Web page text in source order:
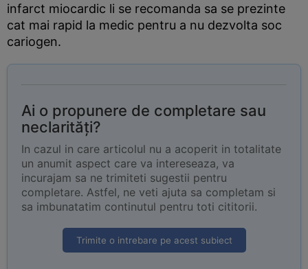
infarct miocardic li se recomanda sa se prezinte
cat mai rapid la medic pentru a nu dezvolta soc
cariogen.
Ai o propunere de completare sau
neclarități?
In cazul in care articolul nu a acoperit in totalitate
un anumit aspect care va intereseaza, va
incurajam sa ne trimiteti sugestii pentru
completare. Astfel, ne veti ajuta sa completam si
sa imbunatatim continutul pentru toti cititorii.
Trimite o intrebare pe acest subiect